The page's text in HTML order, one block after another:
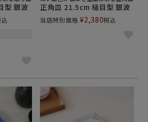
型 銀波 正角皿 21.5cm 槌目型 銀波
当店特別価格 ¥2,380税込